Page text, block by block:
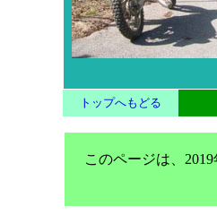
トップへもどる
このページは、